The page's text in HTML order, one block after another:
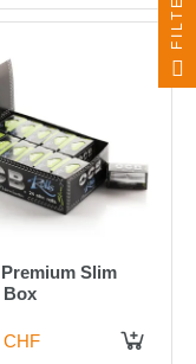
Slim
Box
CHF
FILTER